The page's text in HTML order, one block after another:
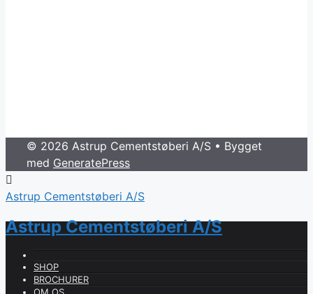
© 2026 Astrup Cementstøberi A/S • Bygget
med GeneratePress
Astrup Cementstøberi A/S
Astrup Cementstøberi A/S
SHOP
BROCHURER